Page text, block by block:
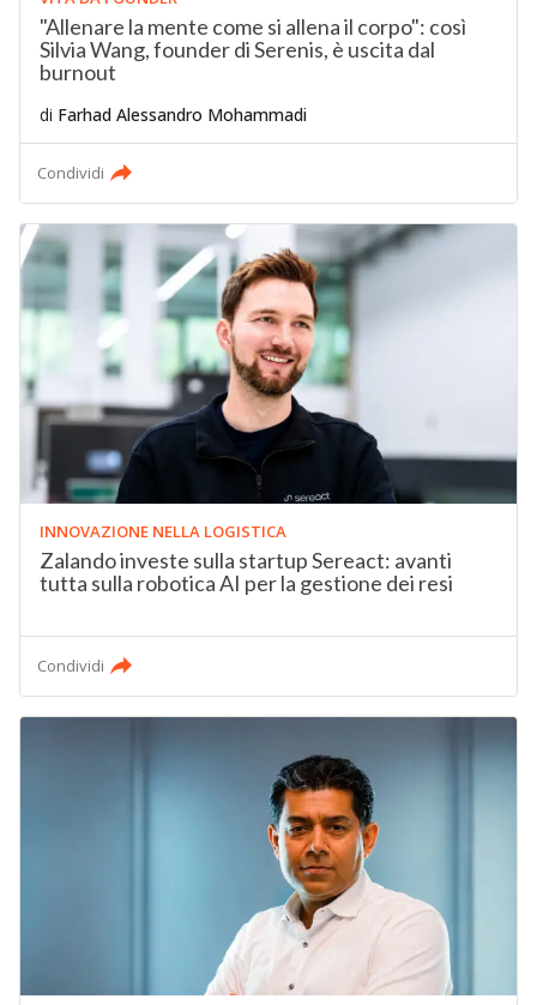
"Allenare la mente come si allena il corpo": così
Silvia Wang, founder di Serenis, è uscita dal
burnout
di Farhad Alessandro Mohammadi
Condividi
INNOVAZIONE NELLA LOGISTICA
Zalando investe sulla startup Sereact: avanti
tutta sulla robotica AI per la gestione dei resi
Condividi